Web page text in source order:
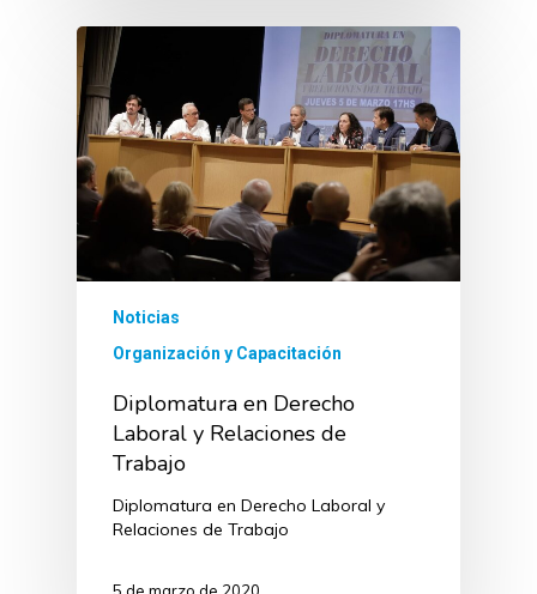
Noticias
Organización y Capacitación
Diplomatura en Derecho
Laboral y Relaciones de
Trabajo
Diplomatura en Derecho Laboral y
Relaciones de Trabajo